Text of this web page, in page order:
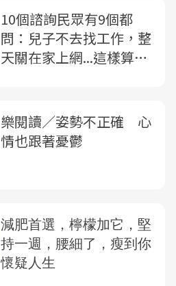
10個諮詢民眾有9個都
問：兒子不去找工作，整
天關在家上網...這樣算精
樂閱讀／姿勢不正確 心
情也跟著憂鬱